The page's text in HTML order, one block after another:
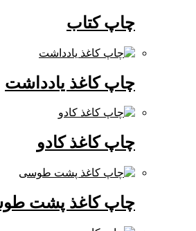
چاپ کتاب
چاپ کاغذ یادداشت
چاپ کاغذ کادو
چاپ کاغذ پشت طوسی